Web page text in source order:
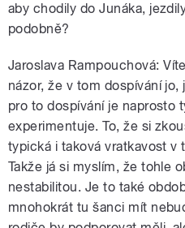
aby chodily do Junáka,
podobně?
Jaroslava Rampouchová:
názor, že v tom dospívání
pro to dospívání je naprosto
experimentuje. To, že si
typická i taková vratkavost
Takže já si myslím, že tohle
nestabilitou. Je to také
mnohokrát tu šanci mít